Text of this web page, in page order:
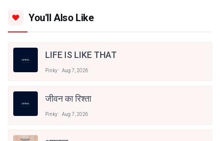
You'll Also Like
LIFE IS LIKE THAT
Pinky Aug 7, 2026
जीवन का रिश्ता
Pinky Aug 7, 2026